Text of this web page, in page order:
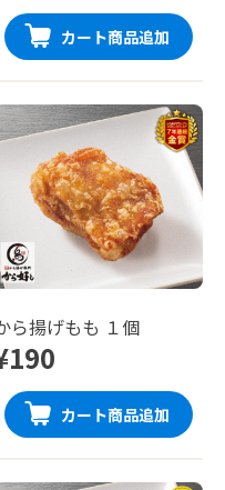
カート商品追加
ら揚げもも １個
カート商品追加